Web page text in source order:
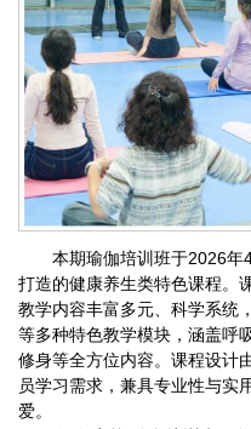
本期瑜伽培训班于2026年
打造的健康养生类特色课程。
教学内容丰富多元、科学系统
等多种特色教学模块，涵盖呼
修身等全方位内容。课程设计
员学习需求，兼具专业性与实
爱。